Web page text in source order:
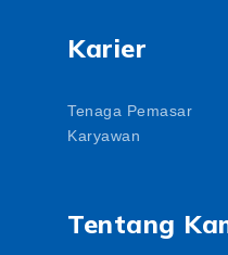
Karier
Tenaga Pemasar
Karyawan
Tentang